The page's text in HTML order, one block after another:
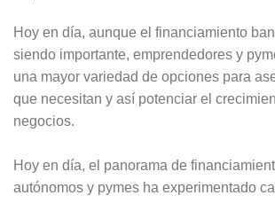
Hoy en día, aunque el financiamiento
siendo importante, emprendedores y
una mayor variedad de opciones para
que necesitan y así potenciar el
negocios.
Hoy en día, el panorama de
autónomos y pymes ha experimentado